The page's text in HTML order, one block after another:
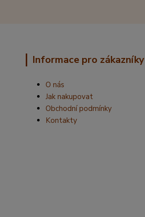
Informace pro zákazníky
O nás
Jak nakupovat
Obchodní podmínky
Kontakty